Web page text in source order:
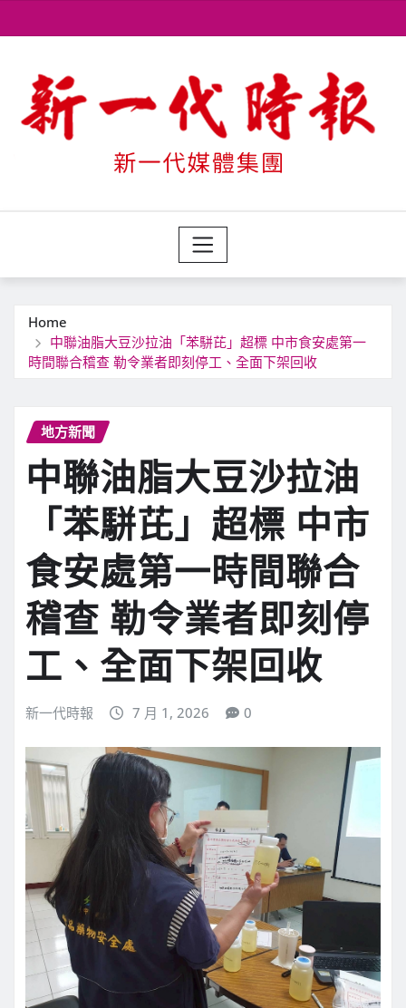
to
Home
中聯油脂大豆沙拉油「苯駢芘」超標 中市食安處第一
時間聯合稽查 勒令業者即刻停工、全面下架回收
地方新聞
中聯油脂大豆沙拉油
「苯駢芘」超標 中市
食安處第一時間聯合
稽查 勒令業者即刻停
工、全面下架回收
新一代時報 7 月 1, 2026 0